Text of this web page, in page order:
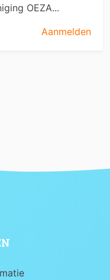
OEZA...
Aanmelden